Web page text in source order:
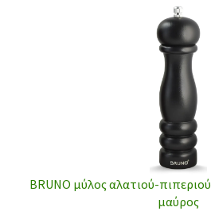
BRUNO μύλος αλατιού-πιπεριού με κεραμική κεφαλή,
μαύρος